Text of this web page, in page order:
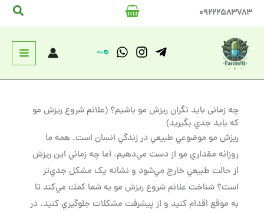
پرش
به
محتوا
09222583783
چه زمانی بايد نگران ريزش مو باشيم؟ (علائم شروع ريزش مو
كه بايد جدي بگيريد)
ريزش مو موضوعي طبيعي در زندگي انسان است. همه ما
روزانه مقداري مو از دست مي‌دهيم، اما چه زماني اين ريزش
از حالت طبيعي خارج مي‌شود و نشانه يک مشكل جدي‌تر
است؟ شناخت علائم شروع ريزش مو به شما كمك مي‌كند تا
به موقع اقدام كنيد و از پيشرفت مشكلات جلوگيري كنيد. در